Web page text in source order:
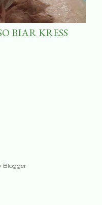
BIAR KRESS
Blogger